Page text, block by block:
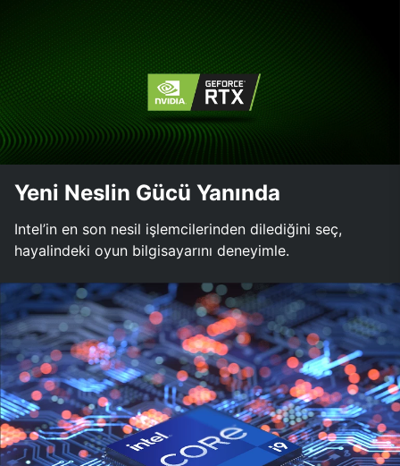
Yeni Neslin Gücü Yanında
Intel’in en son nesil işlemcilerinden dilediğini seç,
hayalindeki oyun bilgisayarını deneyimle.